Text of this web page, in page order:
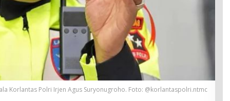
Korlantas Polri Irjen Agus Suryonugroho. Foto: @korlantaspolri.ntmc